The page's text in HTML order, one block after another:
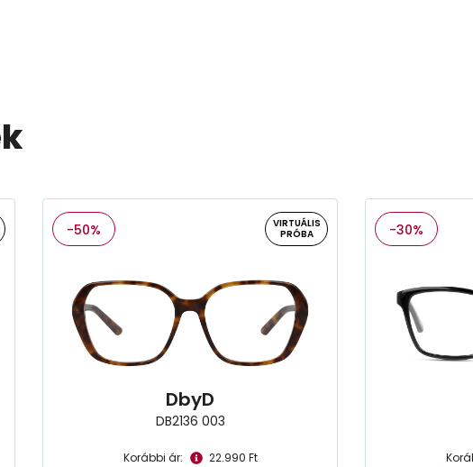
-50%
VIRTUÁLIS
PRÓBA
DbyD
DB2136 003
Korábbi ár: 22.990 Ft
-30%